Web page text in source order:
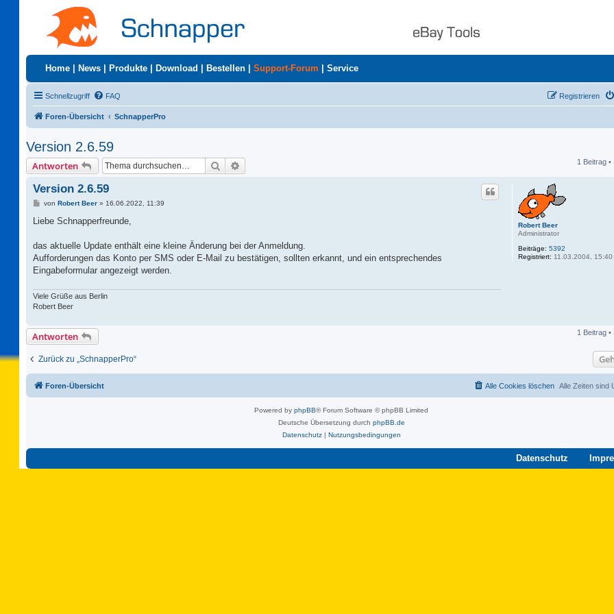
Home News Produkte Download Bestellen Support-Forum Service
Schnellzugriff FAQ Registrieren
Foren-Übersicht SchnapperPro
Version 2.6.59
Antworten Suche 1 Beitrag •
Robert Beer
Administrator
Beiträge: 5392
Registriert: 11.03.2004, 15:40
Version 2.6.59
B
i
a
von Robert Beer» 16.06.2022, 11:39
Liebe Schnapperfreunde,
das aktuelle Update enthält eine kleine Änderung bei der Anmeldung.
Aufforderungen das Konto per SMS oder E-Mail zu bestätigen, sollten erkannt, und ein entsprechendes
Eingabeformular angezeigt werden.
Viele Grüße aus Berlin
Robert Beer
Antworten 1 Beitrag •
Zurück zu „SchnapperPro“
Foren-Übersicht Alle Zeiten sind
Alle Cookies löschen
Powered by phpBB® Forum Software © phpBB Limited
Deutsche Übersetzung durch phpBB.de
Datenschutz| Nutzungsbedingungen
Datenschutz